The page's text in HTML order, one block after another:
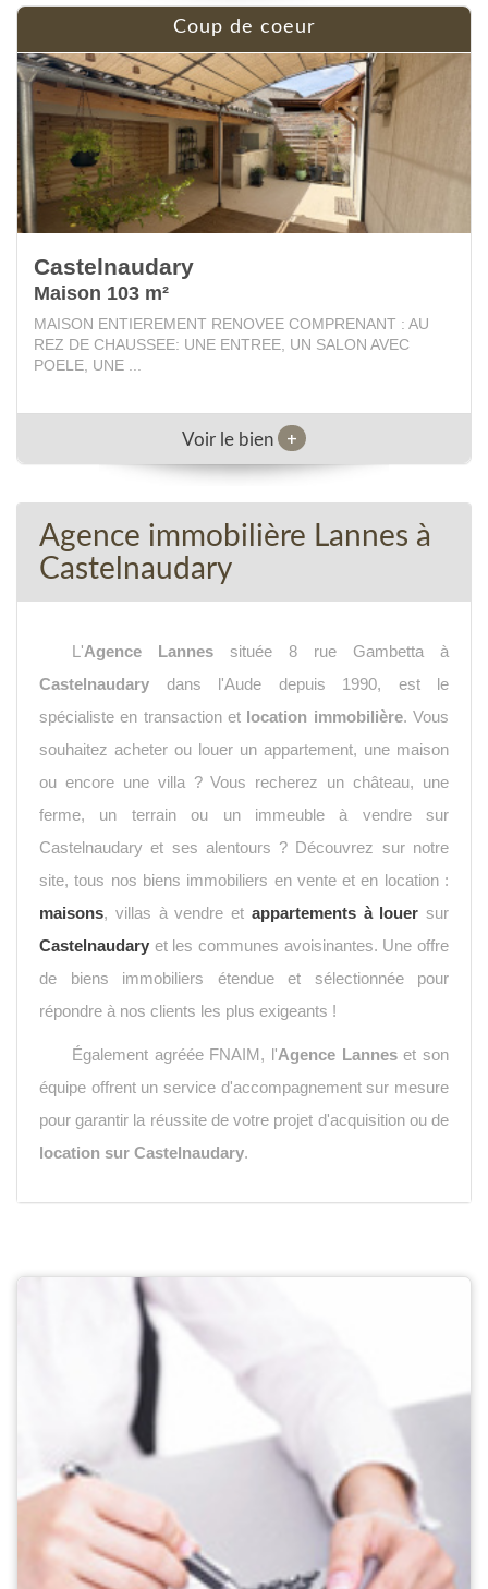
coup de coeur
Castelnaudary
Maison 103 m²
MAISON ENTIEREMENT RENOVEE COMPRENANT : AU
REZ DE CHAUSSEE: UNE ENTREE, UN SALON AVEC
POELE, UNE ...
Voir le bien +
Agence immobilière Lannes à
Castelnaudary
L'Agence Lannes située 8 rue Gambetta à
Castelnaudary dans l'Aude depuis 1990, est le
spécialiste en transaction et location immobilière. Vous
souhaitez acheter ou louer un appartement, une maison
ou encore une villa ? Vous recherez un château, une
ferme, un terrain ou un immeuble à vendre sur
Castelnaudary et ses alentours ? Découvrez sur notre
site, tous nos biens immobiliers en vente et en location :
maisons, villas à vendre et appartements à louer sur
Castelnaudary et les communes avoisinantes. Une offre
de biens immobiliers étendue et sélectionnée pour
répondre à nos clients les plus exigeants !
Également agréée FNAIM, l'Agence Lanneset son
équipe offrent un service d'accompagnement sur mesure
pour garantir la réussite de votre projet d'acquisition ou de
location sur Castelnaudary.